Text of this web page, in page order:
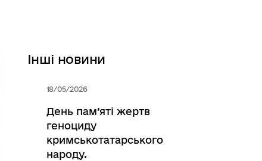
Інші новини
18/05/2026
День пам’яті жертв
геноциду
кримськотатарського
народу.